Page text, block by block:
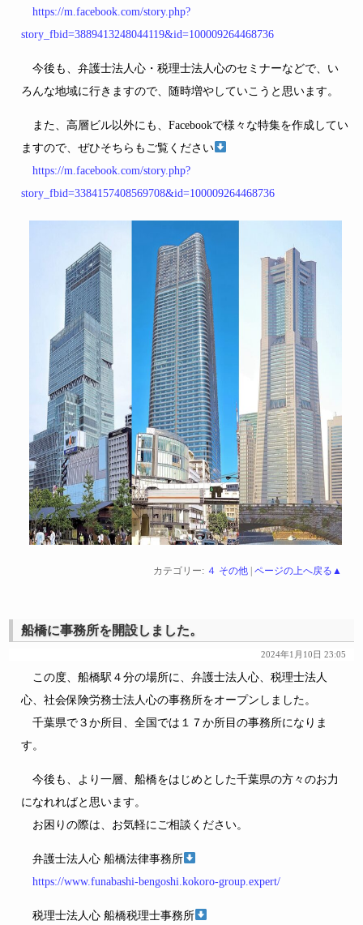
https://m.facebook.com/story.php?
story_fbid=3889413248044119&id=100009264468736
今後も、弁護士法人心・税理士法人心のセミナーなどで、い
ろんな地域に行きますので、随時増やしていこうと思います。
また、高層ビル以外にも、Facebookで様々な特集を作成してい
ますので、ぜひそちらもご覧ください
https://m.facebook.com/story.php?
story_fbid=3384157408569708&id=100009264468736
カテゴリー: ４ その他| ページの上へ戻る▲
船橋に事務所を開設しました。
2024年1月10日 23:05
この度、船橋駅４分の場所に、弁護士法人心、税理士法人
心、社会保険労務士法人心の事務所をオープンしました。
千葉県で３か所目、全国では１７か所目の事務所になりま
す。
今後も、より一層、船橋をはじめとした千葉県の方々のお力
になれればと思います。
お困りの際は、お気軽にご相談ください。
弁護士法人心 船橋法律事務所
https://www.funabashi-bengoshi.kokoro-group.expert/
税理士法人心 船橋税理士事務所